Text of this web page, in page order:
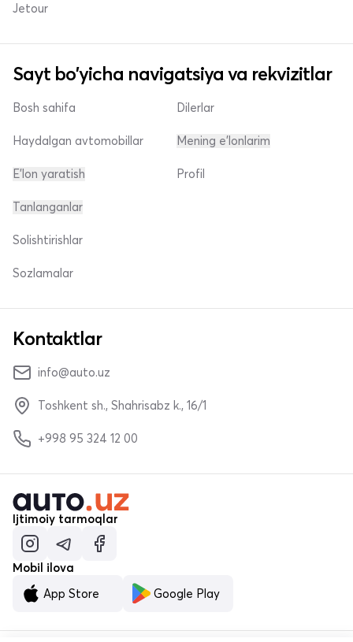
Jetour
Sayt bo'yicha navigatsiya va rekvizitlar
Bosh sahifa
Haydalgan avtomobillar
E'lon yaratish
Dilerlar
Mening e'lonlarim
Profil
Tanlanganlar
Solishtirishlar
Sozlamalar
Kontaktlar
info@auto.uz
Toshkent sh., Shahrisabz k., 16/1
+998 95 324 12 00
Ijtimoiy tarmoqlar
Mobil ilova
App Store
Google Play